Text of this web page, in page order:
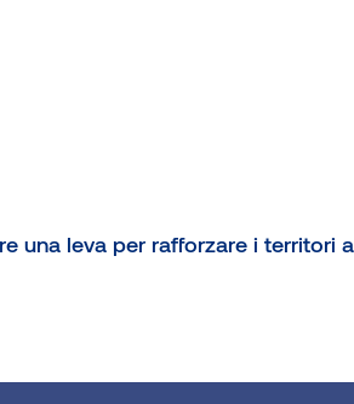
una leva per rafforzare i territori